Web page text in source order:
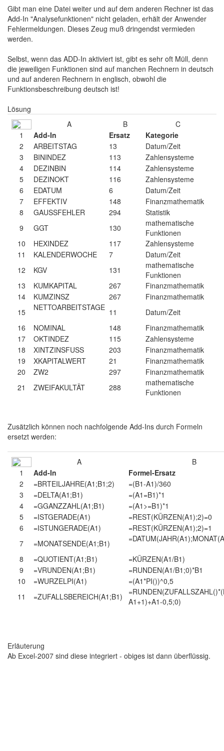
Gibt man eine Datei weiter und auf dem anderen Rechner ist das
Add-In "Analysefunktionen" nicht geladen, erhält der Anwender
Fehlermeldungen. Dieses Zeug muß dringendst vermieden
werden.
Selbst, wenn das ADD-In aktiviert ist, gibt es sehr oft Müll, denn
die jeweiligen Funktionen sind auf manchen Rechnern in deutsch
und auf anderen Rechnern in englisch, obwohl die
Funktionsbeschreibung deutsch ist!
Lösung
A
B
C
1
Add-In Ersatz
Kategorie
2
ARBEITSTAG 13
Datum/Zeit
3
BININDEZ 113
Zahlensysteme
4
DEZINBIN 114
Zahlensysteme
5
DEZINOKT 116
Zahlensysteme
6
EDATUM 6
Datum/Zeit
7
EFFEKTIV 148
Finanzmathematik
8
GAUSSFEHLER 294
Statistik
9
GGT 130
mathematische
Funktionen
10
HEXINDEZ 117
Zahlensysteme
11
KALENDERWOCHE 7
Datum/Zeit
12
KGV 131
mathematische
Funktionen
13
KUMKAPITAL 267
Finanzmathematik
14
KUMZINSZ 267
Finanzmathematik
15
NETTOARBEITSTAGE 11
Datum/Zeit
16
NOMINAL 148
Finanzmathematik
17
OKTINDEZ 115
Zahlensysteme
18
XINTZINSFUSS 203
Finanzmathematik
19
XKAPITALWERT 21
Finanzmathematik
20
ZW2 297
Finanzmathematik
21
ZWEIFAKULTÄT 288
mathematische
Funktionen
Zusätzlich können noch nachfolgende Add-Ins durch Formeln
ersetzt werden:
A
B
1
Add-In
Formel-Ersatz
2
=BRTEILJAHRE(A1;B1;2)
=(B1-A1)/360
3
=DELTA(A1;B1)
=(A1=B1)*1
4
=GGANZZAHL(A1;B1)
=(A1>=B1)*1
5
=ISTGERADE(A1)
=REST(KÜRZEN(A1);2)=0
6
=ISTUNGERADE(A1)
=REST(KÜRZEN(A1);2)=1
7
=MONATSENDE(A1;B1)
8 =QUOTIENT(A1;B1)
=KÜRZEN(A1/B1)
9
=VRUNDEN(A1;B1)
=RUNDEN(A1/B1;0)*B1
10
=WURZELPI(A1)
=(A1*PI())^0,5
11
=ZUFALLSBEREICH(A1;B1)
A1+1)+A1-0,5;0)
Erläuterung
Ab Excel-2007 sind diese integriert - obiges ist dann überflüssig.